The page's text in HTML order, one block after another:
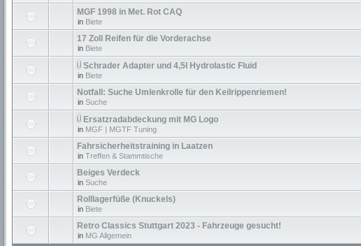
MGF 1998 in Met. Rot CAQ
in Biete
17 Zoll Reifen für die Vorderachse
in Biete
Schrader Adapter und 4,5l Hydrolastic Fluid
in Biete
Notfall: Suche Umlenkrolle für den Keilrippenriemen!
in Suche
Ersatzradabdeckung mit MG Logo
in MGF | MGTF Tuning
Fahrsicherheitstraining in Laatzen
in Treffen & Stammtische
Beiges Verdeck
in Suche
Rolllagerfüße (Knuckels)
in Biete
Retro Classics Stuttgart 2023 - Fahrzeuge gesucht!
in MG Allgemein